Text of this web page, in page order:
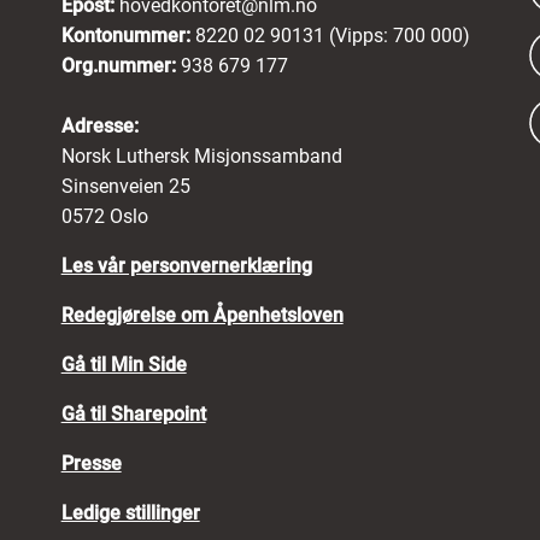
Epost: hovedkontoret@nlm.no
Kontonummer: 8220 02 90131 (Vipps: 700 000)
Org.nummer: 938 679 177
Adresse:
Norsk Luthersk Misjonssamband
Sinsenveien 25
0572 Oslo
Les vår personvernerklæring
Redegjørelse om Åpenhetsloven
Gå til Min Side
Gå til Sharepoint
Presse
Ledige stillinger